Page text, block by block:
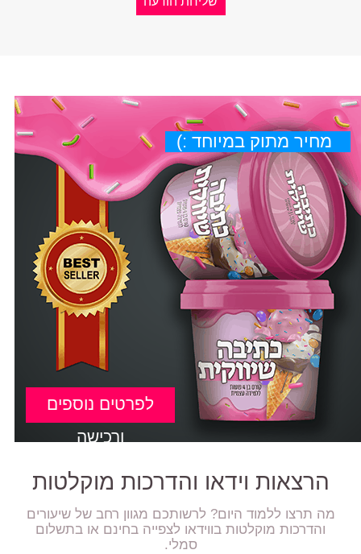
מחיר מתוק במיוחד :)
לפרטים נוספים
ורכישה
הרצאות וידאו והדרכות מוקלטות
מה תרצו ללמוד היום? לרשותכם מגוון רחב של שיעורים
והדרכות מוקלטות בווידאו לצפייה בחינם או בתשלום
סמלי.